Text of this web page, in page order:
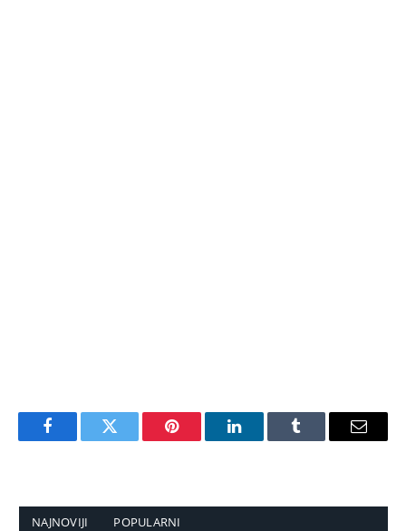
FacebookTwitter Pinterest LinkedInTumblr Email
NAJNOVIJI POPULARNI